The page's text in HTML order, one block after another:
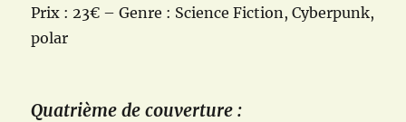
Prix : 23€ – Genre : Science Fiction, Cyberpunk,
polar
Quatrième de couverture :